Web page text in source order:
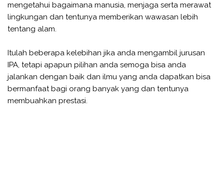
mengetahui bagaimana manusia, menjaga serta merawat
lingkungan dan tentunya memberikan wawasan lebih
tentang alam.
Itulah beberapa kelebihan jika anda mengambil jurusan
IPA, tetapi apapun pilihan anda semoga bisa anda
jalankan dengan baik dan ilmu yang anda dapatkan bisa
bermanfaat bagi orang banyak yang dan tentunya
membuahkan prestasi.